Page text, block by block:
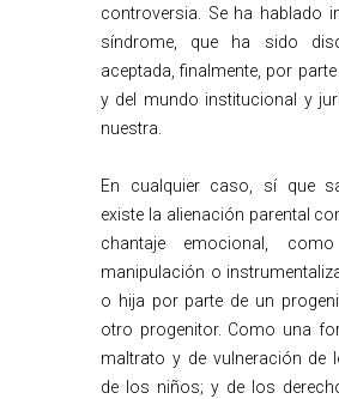
controversia. Se ha hablado
síndrome, que ha sido
aceptada, finalmente, por
y del mundo institucional y
nuestra.
En cualquier caso, sí que
existe la alienación parental
chantaje emocional,
manipulación o
o hija por parte de un
otro progenitor. Como una
maltrato y de vulneración de
de los niños; y de los